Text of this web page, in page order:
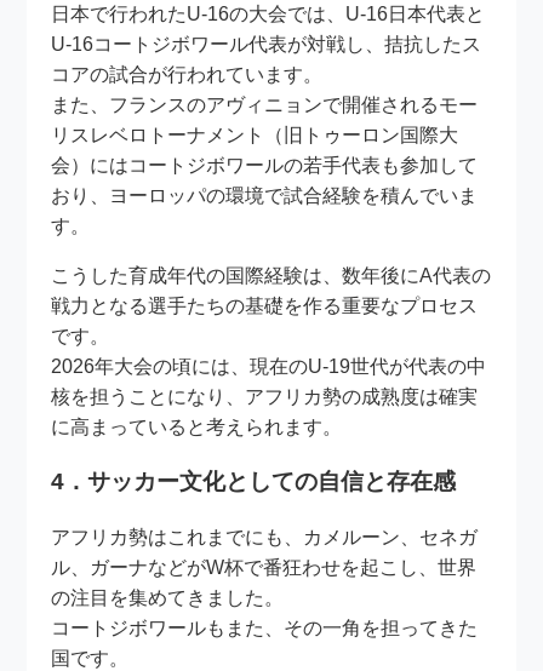
日本で行われたU-16の大会では、U-16日本代表と
U-16コートジボワール代表が対戦し、拮抗したス
コアの試合が行われています。
また、フランスのアヴィニョンで開催されるモー
リスレベロトーナメント（旧トゥーロン国際大
会）にはコートジボワールの若手代表も参加して
おり、ヨーロッパの環境で試合経験を積んでいま
す。
こうした育成年代の国際経験は、数年後にA代表の
戦力となる選手たちの基礎を作る重要なプロセス
です。
2026年大会の頃には、現在のU-19世代が代表の中
核を担うことになり、アフリカ勢の成熟度は確実
に高まっていると考えられます。
4．サッカー文化としての自信と存在感
アフリカ勢はこれまでにも、カメルーン、セネガ
ル、ガーナなどがW杯で番狂わせを起こし、世界
の注目を集めてきました。
コートジボワールもまた、その一角を担ってきた
国です。